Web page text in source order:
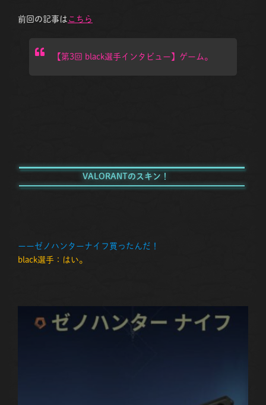
前回の記事は こちら
【第3回 black選手インタビュー】ゲーム。
VALORANTのスキン！
ーーゼノハンターナイフ買ったんだ！
black選手：はい。